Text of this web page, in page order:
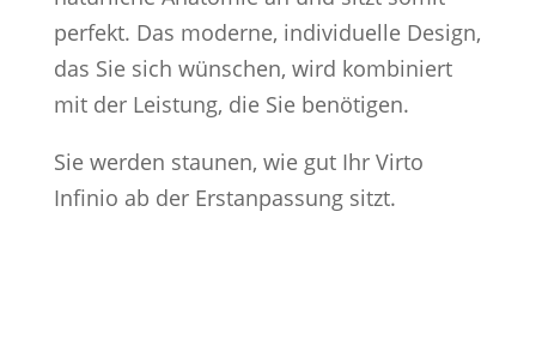
perfekt. Das moderne, individuelle Design,
das Sie sich wünschen, wird kombiniert
mit der Leistung, die Sie benötigen.
Sie werden staunen, wie gut Ihr Virto
Infinio ab der Erstanpassung sitzt.